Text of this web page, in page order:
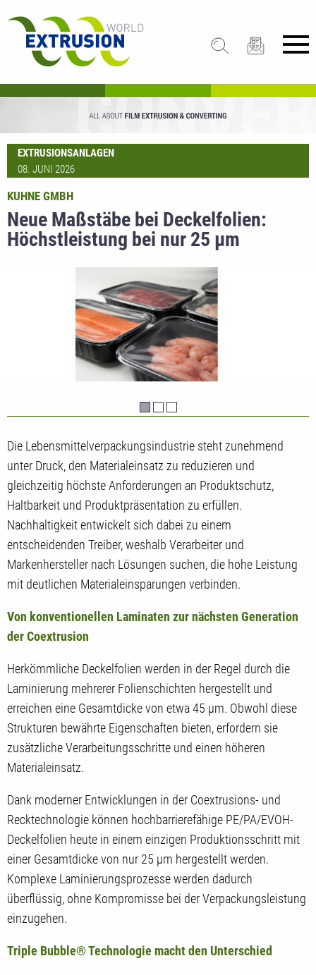
EXTRUSIONSANLAGEN
08. JUNI 2026
Neue Maßstäbe bei Deckelfolien:
Höchstleistung bei nur 25 µm
KUHNE GMBH
Die Lebensmittelverpackungsindustrie steht zunehmend
unter Druck, den Materialeinsatz zu reduzieren und
gleichzeitig höchste Anforderungen an Produktschutz,
Haltbarkeit und Produktpräsentation zu erfüllen.
Nachhaltigkeit entwickelt sich dabei zu einem
entscheidenden Treiber, weshalb Verarbeiter und
Markenhersteller nach Lösungen suchen, die hohe Leistung
mit deutlichen Materialeinsparungen verbinden.
Von konventionellen Laminaten zur nächsten Generation
der Coextrusion
Herkömmliche Deckelfolien werden in der Regel durch die
Laminierung mehrerer Folienschichten hergestellt und
erreichen eine Gesamtdicke von etwa 45 µm. Obwohl diese
Strukturen bewährte Eigenschaften bieten, erfordern sie
zusätzliche Verarbeitungsschritte und einen höheren
Materialeinsatz.
Dank moderner Entwicklungen in der Coextrusions- und
Recktechnologie können hochbarrierefähige PE/PA/EVOH-
Deckelfolien heute in einem einzigen Produktionsschritt mit
einer Gesamtdicke von nur 25 µm hergestellt werden.
Komplexe Laminierungsprozesse werden dadurch
überflüssig, ohne Kompromisse bei der Verpackungsleistung
einzugehen.
Triple Bubble® Technologie macht den Unterschied